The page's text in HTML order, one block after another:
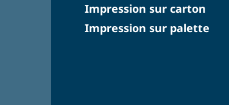
Impression sur carton
Impression sur palette